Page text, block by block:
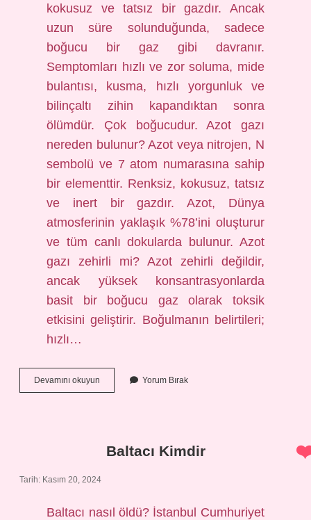
kokusuz ve tatsız bir gazdır. Ancak
uzun süre solunduğunda, sadece
boğucu bir gaz gibi davranır.
Semptomları hızlı ve zor soluma, mide
bulantısı, kusma, hızlı yorgunluk ve
bilinçaltı zihin kapandıktan sonra
ölümdür. Çok boğucudur. Azot gazı
nereden bulunur? Azot veya nitrojen, N
sembolü ve 7 atom numarasına sahip
bir elementtir. Renksiz, kokusuz, tatsız
ve inert bir gazdır. Azot, Dünya
atmosferinin yaklaşık %78’ini oluşturur
ve tüm canlı dokularda bulunur. Azot
gazı zehirli mi? Azot zehirli değildir,
ancak yüksek konsantrasyonlarda
basit bir boğucu gaz olarak toksik
etkisini geliştirir. Boğulmanın belirtileri;
hızlı…
Devamını okuyun
Gazı
Yorum Bırak
Baltacı Kimdir
Tarih: Kasım 20, 2024
Baltacı nasıl öldü? İstanbul Cumhuriyet